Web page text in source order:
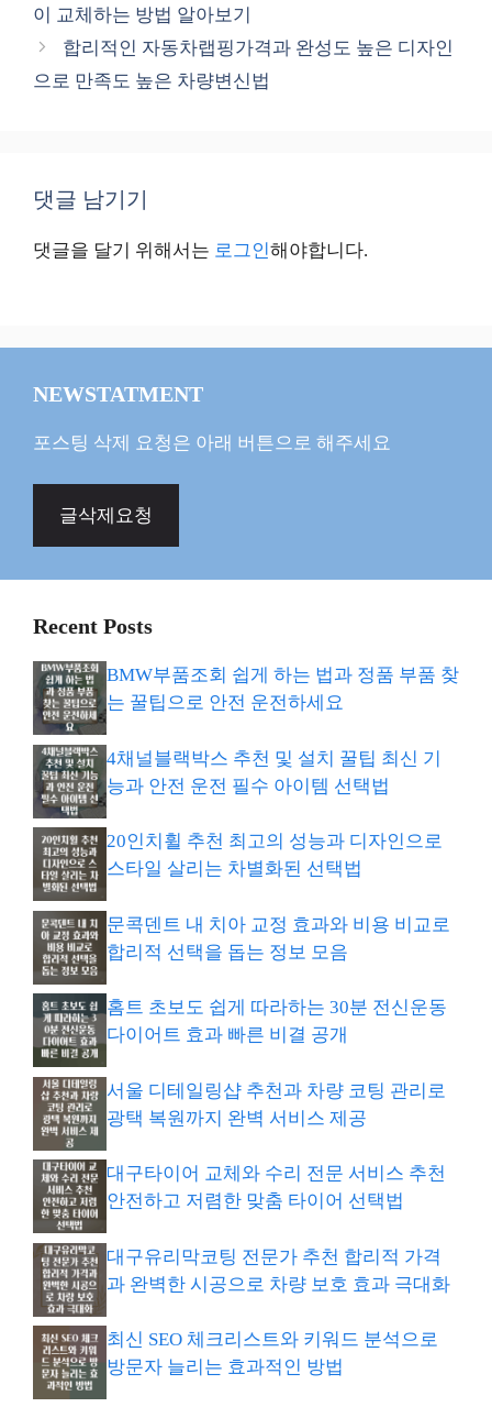
리
이 교체하는 방법 알아보기
합리적인 자동차랩핑가격과 완성도 높은 디자인
으로 만족도 높은 차량변신법
댓글 남기기
댓글을 달기 위해서는 로그인해야합니다.
NEWSTATMENT
포스팅 삭제 요청은 아래 버튼으로 해주세요
글삭제요청
Recent Posts
BMW부품조회 쉽게 하는 법과 정품 부품 찾
는 꿀팁으로 안전 운전하세요
4채널블랙박스 추천 및 설치 꿀팁 최신 기
능과 안전 운전 필수 아이템 선택법
20인치휠 추천 최고의 성능과 디자인으로
스타일 살리는 차별화된 선택법
문콕덴트 내 치아 교정 효과와 비용 비교로
합리적 선택을 돕는 정보 모음
홈트 초보도 쉽게 따라하는 30분 전신운동
다이어트 효과 빠른 비결 공개
서울 디테일링샵 추천과 차량 코팅 관리로
광택 복원까지 완벽 서비스 제공
대구타이어 교체와 수리 전문 서비스 추천
안전하고 저렴한 맞춤 타이어 선택법
대구유리막코팅 전문가 추천 합리적 가격
과 완벽한 시공으로 차량 보호 효과 극대화
최신 SEO 체크리스트와 키워드 분석으로
방문자 늘리는 효과적인 방법